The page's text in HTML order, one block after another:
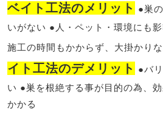
ベイト工法のメリット
●巣
いがない ●人・ペット・環境にも
施工の時間もかからず、大掛かり
イト工法のデメリット
●バ
い ●巣を根絶する事が目的の為、
かかる